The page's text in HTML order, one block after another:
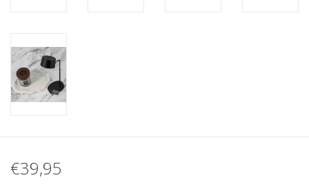
Fake plants
Kisten
Accessoires
€39,95